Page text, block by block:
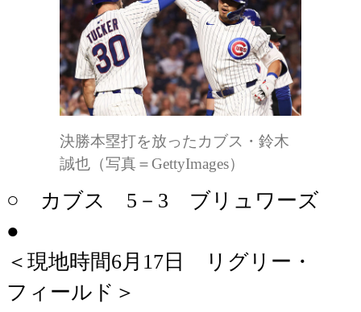
決勝本塁打を放ったカブス・鈴木
誠也（写真＝GettyImages）
○ カブス 5－3 ブリュワーズ
●
＜現地時間6月17日 リグリー・
フィールド＞